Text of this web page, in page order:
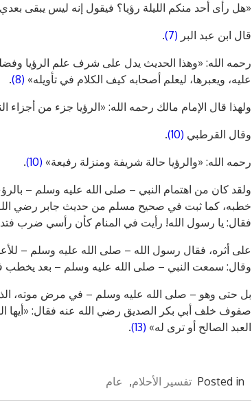
«هل رأى أحد منكم الليلة رؤيا؟ فيقول إنه ليس يبقى بعدي
قال ابن عبد البر (7)
.
رحمه الله: «وهذا الحديث يدل على شرف علم الرؤيا
عليه، ويعبرها، ليعلم أصحابه كيف الكلام في تأويله» (8)
.
ولهذا قال الإمام مالك رحمه الله: «الرؤيا جزء من أجزاء
وقال القرطبي (10)
.
رحمه الله: «والرؤيا حالة شريفة ومنزلة رفيعة» (10)
.
ولقد كان من اهتمام النبي – صلى الله عليه وسلم –
خطبه، كما ثبت في صحيح مسلم من حديث جابر رضي الله
فقال: يا رسول الله! رأيت في المنام كأن رأسي ضرب
على أثره، فقال رسول الله – صلى الله عليه وسلم –
وقال: سمعت النبي – صلى الله عليه وسلم – بعد يخطب
بل حتى وهو – صلى الله عليه وسلم – في مرض موته،
صفوف خلف أبي بكر الصديق رضي الله عنه فقال: «أيها
العبد الصالح أو ترى له» (13)
.
Posted in تفسير الأحلام, عام